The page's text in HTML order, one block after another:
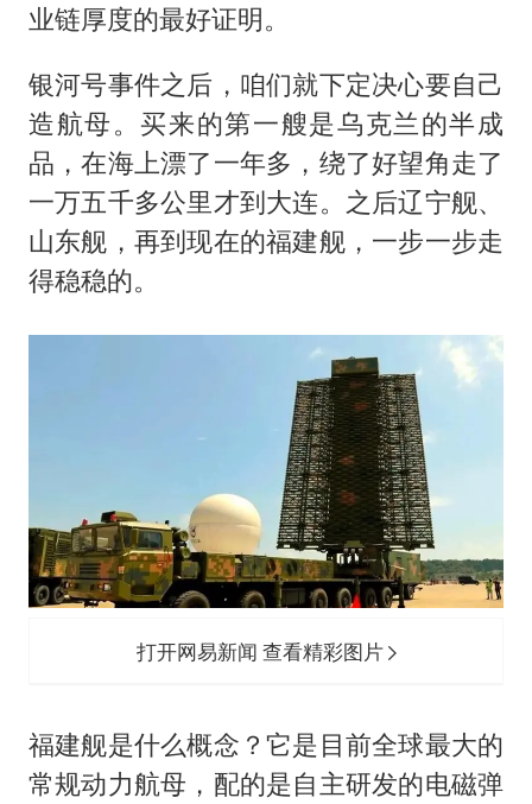
业链厚度的最好证明。
银河号事件之后，咱们就下定决心要自己
造航母。买来的第一艘是乌克兰的半成
品，在海上漂了一年多，绕了好望角走了
一万五千多公里才到大连。之后辽宁舰、
山东舰，再到现在的福建舰，一步一步走
得稳稳的。
打开网易新闻 查看精彩图片
福建舰是什么概念？它是目前全球最大的
常规动力航母，配的是自主研发的电磁弹